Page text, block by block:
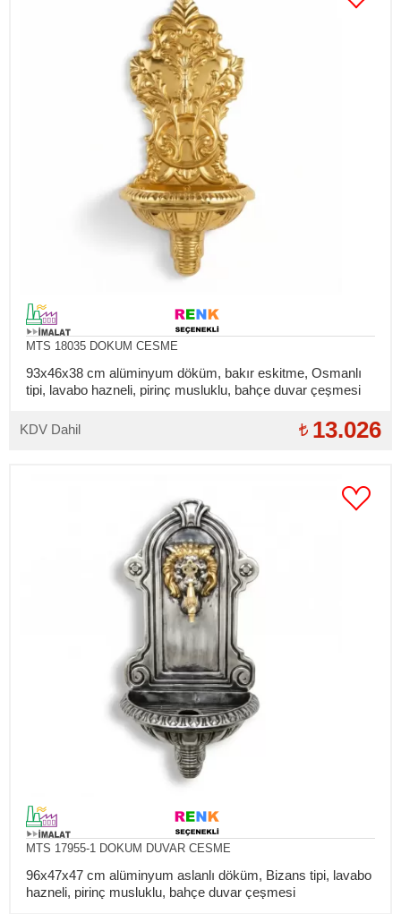
MTS 18035 DOKUM CESME
93x46x38 cm alüminyum döküm, bakır eskitme, Osmanlı
tipi, lavabo hazneli, pirinç musluklu, bahçe duvar çeşmesi
KDV Dahil 13.026
MTS 17955-1 DOKUM DUVAR CESME
96x47x47 cm alüminyum aslanlı döküm, Bizans tipi, lavabo
hazneli, pirinç musluklu, bahçe duvar çeşmesi